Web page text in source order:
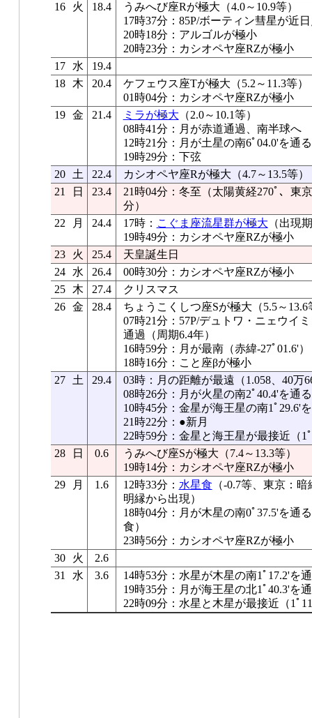
16
火 18.4
うみへび座Rが極大（4.0～10.9等）
17時37分：85P/ボーティン彗星が近
20時18分：アルゴルが極小
20時23分：カシオペヤ座RZが極小
17
水
19.4
18
木 20.4
ケフェウス座Tが極大（5.2～11.3等）
01時04分：カシオペヤ座RZが極小
19 金 21.4 ミラが極大 （2.0～10.1等）
08時41分：月が赤道通過、南半球へ
12時21分：月が土星の南6ﾟ04.0'を通る
19時29分：下弦
20
土 22.4
カシオペヤ座Rが極大（4.7～13.5等）
21
日 23.4
21時04分：冬至（太陽黄経270ﾟ、東
分）
22
月 24.4 17時： こぐま座流星群が極大 （出現
19時49分：カシオペヤ座RZが極小
23
火 25.4
天皇誕生日
24
水 26.4
00時30分：カシオペヤ座RZが極小
25
木 27.4
クリスマス
26 金 28.4
ちょうこくしつ座Sが極大（5.5～13.6
07時21分：57P/デュトワ・ニェウイ
通過（周期6.4年）
16時59分：月が最南（赤緯-27ﾟ01.6'）
18時16分：こと座βが極小
27
土 29.4
03時：月の距離が最遠（1.058、40万
08時26分：月が火星の南2ﾟ40.4'を通る
10時45分：金星が海王星の南1ﾟ29.6'
21時22分：●新月
22時59分：金星と海王星が最接近（1
28
日 0.6
うみへび座Sが極大（7.4～13.3等）
19時14分：カシオペヤ座RZが極小
29
月 1.6 12時33分： 水星食 （-0.7等、東京：
明縁から出現）
18時04分：月が木星の南0ﾟ37.5'を通
食）
23時56分：カシオペヤ座RZが極小
30
火
2.6
31
水 3.6
14時53分：水星が木星の南1ﾟ17.2'を
19時35分：月が海王星の北1ﾟ40.3'を
22時09分：水星と木星が最接近（1ﾟ